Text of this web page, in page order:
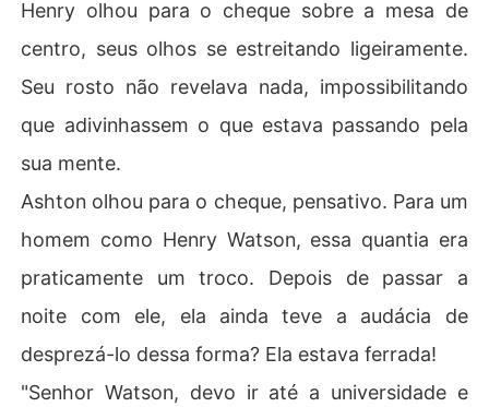
Henry olhou para o cheque sobre a mesa de
centro, seus olhos se estreitando ligeiramente.
Seu rosto não revelava nada, impossibilitando
que adivinhassem o que estava passando pela
sua mente.
Ashton olhou para o cheque, pensativo. Para um
homem como Henry Watson, essa quantia era
praticamente um troco. Depois de passar a
noite com ele, ela ainda teve a audácia de
desprezá-lo dessa forma? Ela estava ferrada!
"Senhor Watson, devo ir até a universidade e